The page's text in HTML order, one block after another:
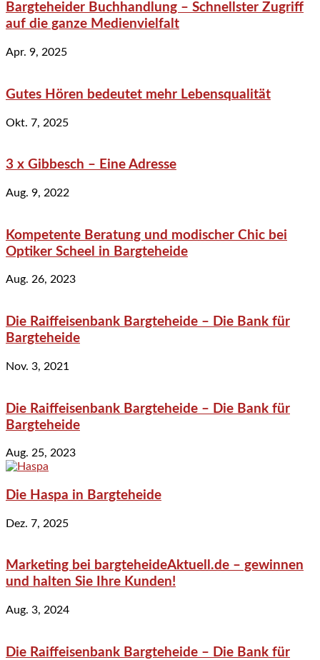
Bargteheider Buchhandlung – Schnellster Zugriff
auf die ganze Medienvielfalt
Apr. 9, 2025
Gutes Hören bedeutet mehr Lebensqualität
Okt. 7, 2025
3 x Gibbesch – Eine Adresse
Aug. 9, 2022
Kompetente Beratung und modischer Chic bei
Optiker Scheel in Bargteheide
Aug. 26, 2023
Die Raiffeisenbank Bargteheide – Die Bank für
Bargteheide
Nov. 3, 2021
Die Raiffeisenbank Bargteheide – Die Bank für
Bargteheide
Aug. 25, 2023
Die Haspa in Bargteheide
Dez. 7, 2025
Marketing bei bargteheideAktuell.de – gewinnen
und halten Sie Ihre Kunden!
Aug. 3, 2024
Die Raiffeisenbank Bargteheide – Die Bank für